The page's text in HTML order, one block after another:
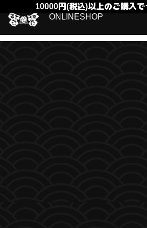
10000円(税込)以上のご購入
ONLINESHOP